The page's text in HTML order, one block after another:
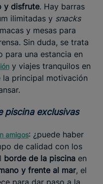
y disfrute. Hay barras
ilimitadas y snacks
y mesas para
Sin duda, se trata
una estancia en
y viajes tranquilos en
principal motivación
piscina exclusivas
amigos: ¿puede haber
de calidad con los
borde de la piscinaen
y frente al mar, el
para dar paso a la